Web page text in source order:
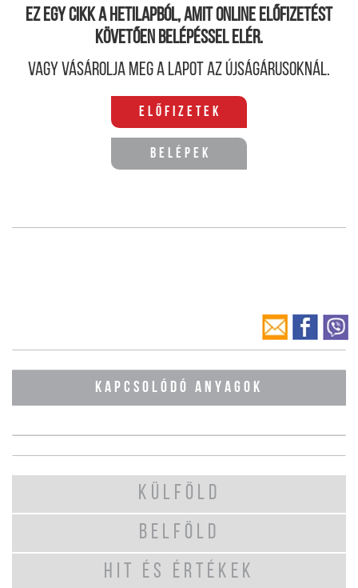
Ez egy cikk a hetilapból, amit online előfizetést
követően belépéssel elér.
Vagy vásárolja meg a lapot az újságárusoknál.
Előfizetek
Belépek
KAPCSOLÓDÓ ANYAGOK
KÜLFÖLD
BELFÖLD
HIT ÉS ÉRTÉKEK